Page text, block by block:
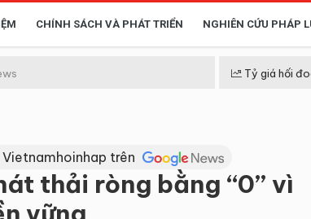
CHÍNH SÁCH VÀ PHÁT TRIỂN NGHIÊN CỨU PHÁP
Tỷ giá hối
trên
thải ròng bằng “0” vì